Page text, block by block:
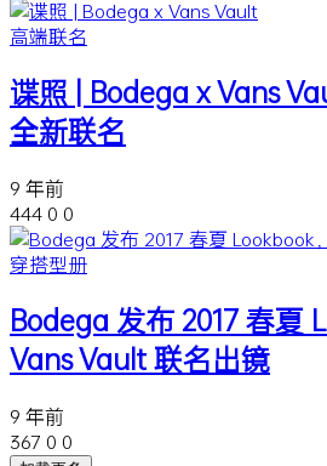
高端联名
谍照 | Bodega x Vans
全新联名
9 年前
444 0 0
穿搭型册
Bodega 发布 2017 春夏
Vans Vault 联名出镜
9 年前
367 0 0